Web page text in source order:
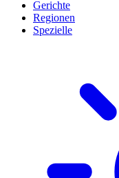
Gerichte
Regionen
Spezielle